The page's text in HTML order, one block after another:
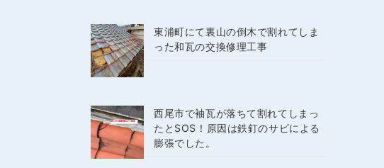
東浦町にて裏山の倒木で割れてしま
った和瓦の交換修理工事
西尾市で袖瓦が落ちて割れてしまっ
たとSOS！原因は鉄釘のサビによる
膨張でした。